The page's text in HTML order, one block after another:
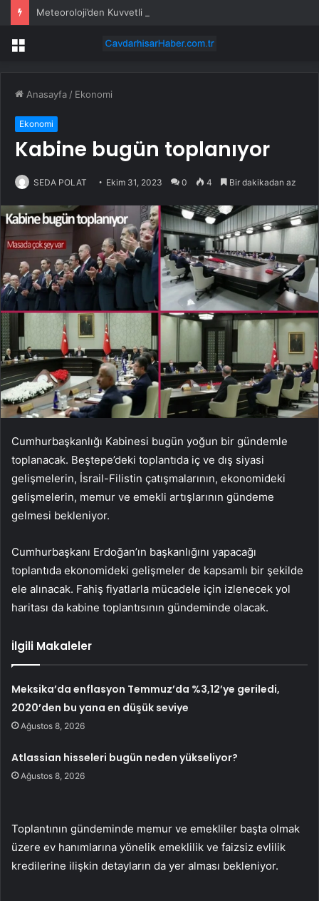
Meteoroloji’den Kuvvetli Rüzgar ve Sağanak Uyarısı
Menü
Anasayfa / Ekonomi
Ekonomi
Kabine bugün toplanıyor
SEDA POLAT Ekim 31, 2023 0 4 Bir dakikadan az
Cumhurbaşkanlığı Kabinesi bugün yoğun bir gündemle
toplanacak. Beştepe’deki toplantıda iç ve dış siyasi
gelişmelerin, İsrail-Filistin çatışmalarının, ekonomideki
gelişmelerin, memur ve emekli artışlarının gündeme
gelmesi bekleniyor.
Cumhurbaşkanı Erdoğan’ın başkanlığını yapacağı
toplantıda ekonomideki gelişmeler de kapsamlı bir şekilde
ele alınacak. Fahiş fiyatlarla mücadele için izlenecek yol
haritası da kabine toplantısının gündeminde olacak.
İlgili Makaleler
Meksika’da enflasyon Temmuz’da %3,12’ye geriledi,
2020’den bu yana en düşük seviye
Ağustos 8, 2026
Atlassian hisseleri bugün neden yükseliyor?
Ağustos 8, 2026
Toplantının gündeminde memur ve emekliler başta olmak
üzere ev hanımlarına yönelik emeklilik ve faizsiz evlilik
kredilerine ilişkin detayların da yer alması bekleniyor.